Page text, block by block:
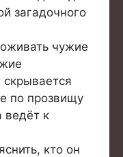
загадочного
чужие
по прозвищу
ведёт к
кто он